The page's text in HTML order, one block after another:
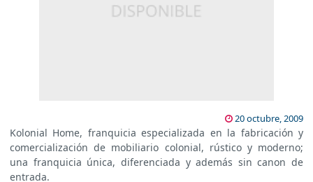
20 octubre, 2009
Kolonial Home, franquicia especializada en la fabricación y
comercialización de mobiliario colonial, rústico y moderno;
una franquicia única, diferenciada y además sin canon de
entrada.